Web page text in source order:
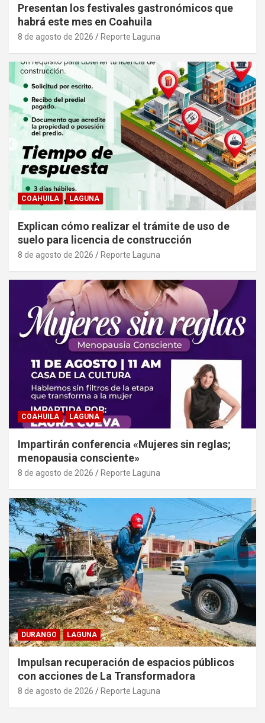
Presentan los festivales gastronómicos que
habrá este mes en Coahuila
8 de agosto de 2026 Reporte Laguna
COAHUILA LAGUNA
Explican cómo realizar el trámite de uso de
suelo para licencia de construcción
8 de agosto de 2026 Reporte Laguna
COAHUILA LAGUNA
Impartirán conferencia «Mujeres sin reglas;
menopausia consciente»
8 de agosto de 2026 Reporte Laguna
DURANGO LAGUNA
Impulsan recuperación de espacios públicos
con acciones de La Transformadora
8 de agosto de 2026 Reporte Laguna